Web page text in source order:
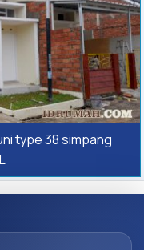
type 38 simpang